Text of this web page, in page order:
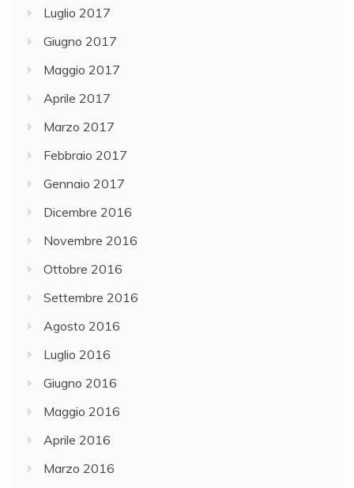
Luglio 2017
Giugno 2017
Maggio 2017
Aprile 2017
Marzo 2017
Febbraio 2017
Gennaio 2017
Dicembre 2016
Novembre 2016
Ottobre 2016
Settembre 2016
Agosto 2016
Luglio 2016
Giugno 2016
Maggio 2016
Aprile 2016
Marzo 2016